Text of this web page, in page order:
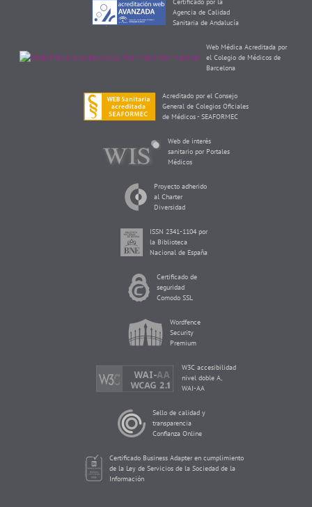
Agencia de Calidad
Sanitaria de Andalucía
Web Médica Acreditada por
el Colegio de Médicos de
Barcelona
Acreditado por el Consejo
General de Colegios Oficiales
de Médicos - SEAFORMEC
Web de interés
sanitario por Portales
Médicos
Proyecto adherido
al Charter
Diversidad
ISSN 2341-1104 por
la Biblioteca
Nacional de España
Certificado de
seguridad
Comodo SSL
Wordfence
Security
Premium
W3C accesibilidad
nivel doble A,
WAI-AA
Sello de calidad y
transparencia
Confianza Online
Certificado Business Adapter en cumplimiento
de la Ley de Servicios de la Sociedad de la
Información